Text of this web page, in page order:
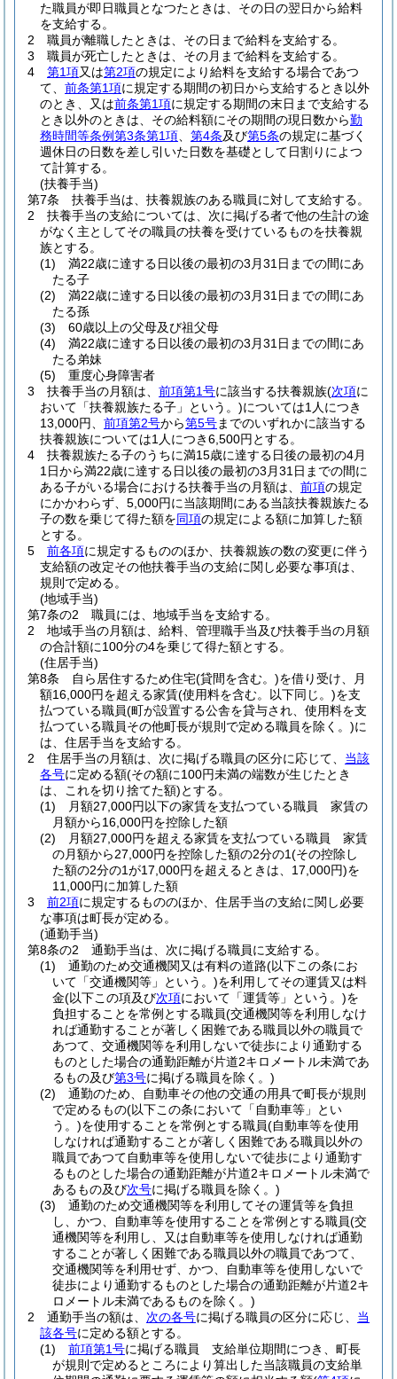
た職員が即日職員となつたときは、その日の翌日から給料
を支給する。
2
職員が離職したときは、その日まで給料を支給する。
3
職員が死亡したときは、その月まで給料を支給する。
4
第1項又は第2項の規定により給料を支給する場合であつ
て、 前条第1項に規定する期間の初日から支給するとき以外
のとき、又は前条第1項に規定する期間の末日まで支給する
とき以外のときは、その給料額にその期間の現日数から勤
務時間等条例第3条第1項
第4条及び第5条の規定に基づく
週休日の日数を差し引いた日数を基礎として日割りによつ
て計算する。
(扶養手当)
第7条
扶養手当は、扶養親族のある職員に対して支給する。
2
扶養手当の支給については、次に掲げる者で他の生計の途
がなく主としてその職員の扶養を受けているものを扶養親
族とする。
(1)
満22歳に達する日以後の最初の3月31日までの間にあ
たる子
(2)
満22歳に達する日以後の最初の3月31日までの間にあ
たる孫
(3)
60歳以上の父母及び祖父母
(4)
満22歳に達する日以後の最初の3月31日までの間にあ
たる弟妹
(5)
重度心身障害者
3
扶養手当の月額は、 前項第1号に該当する扶養親族(次項に
おいて「扶養親族たる子」という。)については1人につき
13,000円、 前項第2号から第5号までのいずれかに該当する
扶養親族については1人につき6,500円とする。
4
扶養親族たる子のうちに満15歳に達する日後の最初の4月
1日から満22歳に達する日以後の最初の3月31日までの間に
ある子がいる場合における扶養手当の月額は、 前項の規定
にかかわらず、5,000円に当該期間にある当該扶養親族たる
子の数を乗じて得た額を同項の規定による額に加算した額
とする。
5
前各項に規定するもののほか、扶養親族の数の変更に伴う
支給額の改定その他扶養手当の支給に関し必要な事項は、
規則で定める。
(地域手当)
第7条の2
職員には、地域手当を支給する。
2
地域手当の月額は、給料、管理職手当及び扶養手当の月額
の合計額に100分の4を乗じて得た額とする。
(住居手当)
第8条
自ら居住するため住宅(貸間を含む。)を借り受け、月
額16,000円を超える家賃(使用料を含む。以下同じ。)を支
払つている職員(町が設置する公舎を貸与され、使用料を支
払つている職員その他町長が規則で定める職員を除く。)に
は、住居手当を支給する。
2
住居手当の月額は、次に掲げる職員の区分に応じて、 当該
各号に定める額(その額に100円未満の端数が生じたとき
は、これを切り捨てた額)とする。
(1)
月額27,000円以下の家賃を支払つている職員 家賃の
月額から16,000円を控除した額
(2)
月額27,000円を超える家賃を支払つている職員 家賃
の月額から27,000円を控除した額の2分の1(その控除し
た額の2分の1が17,000円を超えるときは、17,000円)を
11,000円に加算した額
3
前2項に規定するもののほか、住居手当の支給に関し必要
な事項は町長が定める。
(通勤手当)
第8条の2
通勤手当は、次に掲げる職員に支給する。
(1)
通勤のため交通機関又は有料の道路(以下この条にお
いて「交通機関等」という。)を利用してその運賃又は料
金(以下この項及び次項において「運賃等」という。)を
負担することを常例とする職員(交通機関等を利用しなけ
れば通勤することが著しく困難である職員以外の職員で
あつて、交通機関等を利用しないで徒歩により通勤する
ものとした場合の通勤距離が片道2キロメートル未満であ
るもの及び第3号に掲げる職員を除く。)
(2)
通勤のため、自動車その他の交通の用具で町長が規則
で定めるもの(以下この条において「自動車等」とい
う。)を使用することを常例とする職員(自動車等を使用
しなければ通勤することが著しく困難である職員以外の
職員であつて自動車等を使用しないで徒歩により通勤す
るものとした場合の通勤距離が片道2キロメートル未満で
あるもの及び次号に掲げる職員を除く。)
(3)
通勤のため交通機関等を利用してその運賃等を負担
し、かつ、自動車等を使用することを常例とする職員(交
通機関等を利用し、又は自動車等を使用しなければ通勤
することが著しく困難である職員以外の職員であつて、
交通機関等を利用せず、かつ、自動車等を使用しないで
徒歩により通勤するものとした場合の通勤距離が片道2キ
ロメートル未満であるものを除く。)
2
通勤手当の額は、 次の各号に掲げる職員の区分に応じ、 当
該各号に定める額とする。
(1)
前項第1号に掲げる職員 支給単位期間につき、町長
が規則で定めるところにより算出した当該職員の支給単